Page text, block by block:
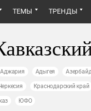
ТЕМЫ ТРЕНДЫ
Аджария Адыгея
Краснодарский край
ЮФО